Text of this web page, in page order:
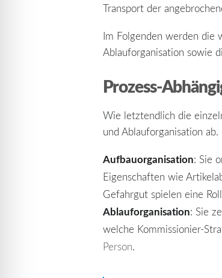
Transport der
Im Folgenden werden die
Ablauforganisation sowie
Prozess-
Wie letztendlich die
und Ablauforganisation ab.
Aufbauorganisation: Sie
Eigenschaften wie
Gefahrgut spielen eine
Ablauforganisation: Sie
welche Kommissionier-
Person.